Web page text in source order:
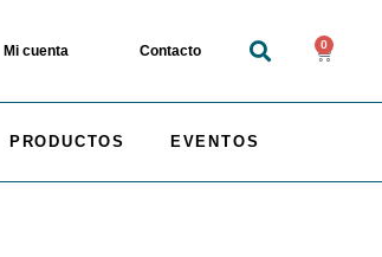
Mi cuenta Contacto 0
PRODUCTOS EVENTOS